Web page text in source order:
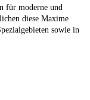
für moderne und
diese Maxime
sowie in